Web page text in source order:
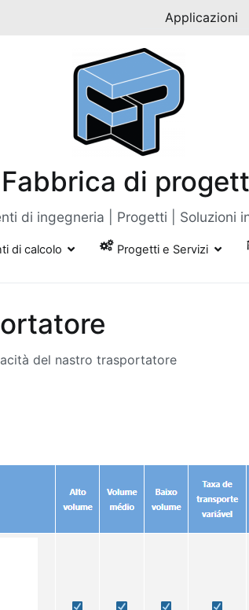
Applicazioni
Fabbrica di
di ingegneria | Progetti | Soluzioni
di calcolo Progetti e Servizi
del nastro trasportatore